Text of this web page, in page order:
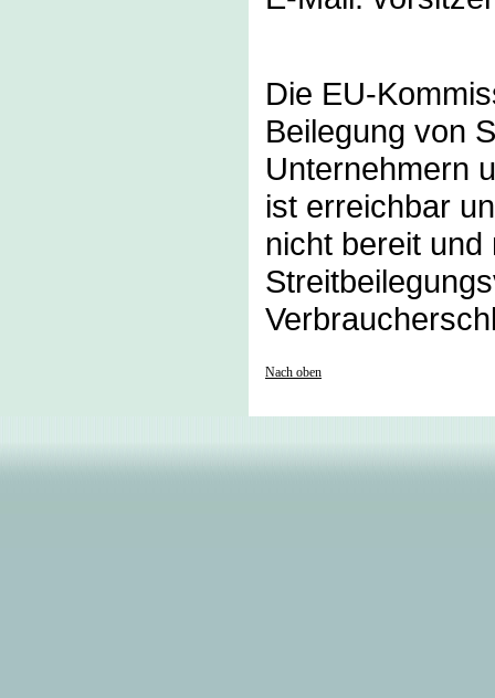
Die EU-
Beilegung von
Unternehmern
ist erreichbar
nicht bereit
Nach oben